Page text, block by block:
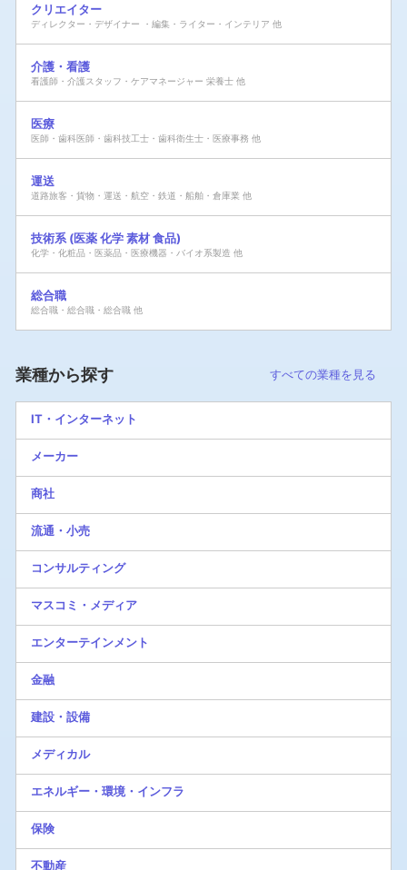
クリエイター
ディレクター・デザイナー ・編集・ライター・インテリア 他
介護・看護
看護師・介護スタッフ・ケアマネージャー 栄養士 他
医療
医師・歯科医師・歯科技工士・歯科衛生士・医療事務 他
運送
道路旅客・貨物・運送・航空・鉄道・船舶・倉庫業 他
技術系 (医薬 化学 素材 食品)
化学・化粧品・医薬品・医療機器・バイオ系製造 他
総合職
総合職・総合職・総合職 他
業種から探す すべての業種を見る
IT・インターネット
メーカー
商社
流通・小売
コンサルティング
マスコミ・メディア
エンターテインメント
金融
建設・設備
メディカル
エネルギー・環境・インフラ
保険
不動産